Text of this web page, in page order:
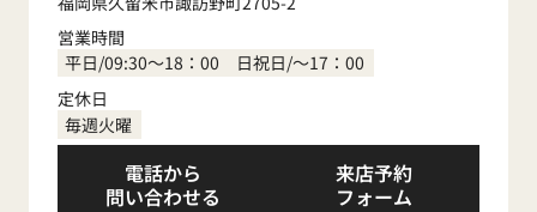
営業時間
平日/09:30～18：00 日祝日/～17：00
定休日
毎週火曜
電話から
問い合わせる
来店予約
フォーム